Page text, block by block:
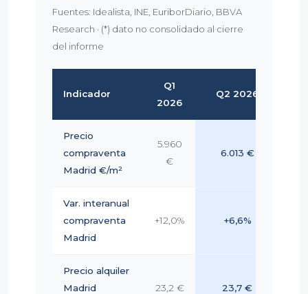
Fuentes: Idealista, INE, EuriborDiario, BBVA
Research · (*) dato no consolidado al cierre
del informe
Indicador
Q1
2026
Q2 2026
Precio
compraventa
Madrid €/m²
5.960
€
6.013 €
Var. interanual
compraventa
Madrid
+12,0% +6,6%
Precio alquiler
Madrid
23,2 € 23,7 €